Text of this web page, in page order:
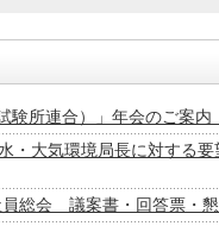
験所連合）」年会のご案内
・大気環境局長に対する
総会 議案書・回答票・